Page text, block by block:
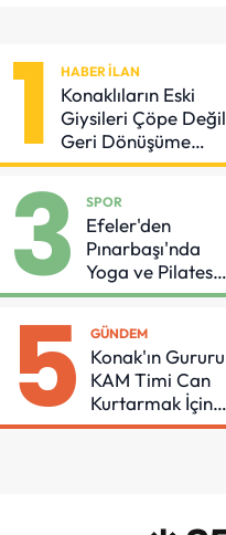
1 HABER İLAN
Konaklıların Eski
Giysileri Çöpe Değil
Geri Dönüşüme
Gidiyor
3 SPOR
Efeler'den
Pınarbaşı'nda
Yoga ve Pilates
Buluşması
5 GÜNDEM
Konak'ın Gururu
KAM Timi Can
Kurtarmak İçin
Demir Aldı